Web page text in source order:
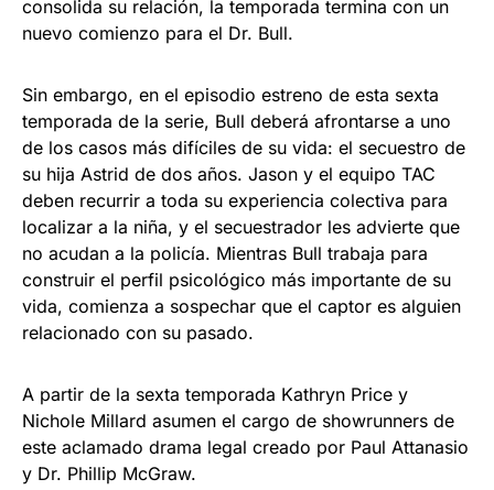
consolida su relación, la temporada termina con un
nuevo comienzo para el Dr. Bull.
Sin embargo, en el episodio estreno de esta sexta
temporada de la serie, Bull deberá afrontarse a uno
de los casos más difíciles de su vida: el secuestro de
su hija Astrid de dos años. Jason y el equipo TAC
deben recurrir a toda su experiencia colectiva para
localizar a la niña, y el secuestrador les advierte que
no acudan a la policía. Mientras Bull trabaja para
construir el perfil psicológico más importante de su
vida, comienza a sospechar que el captor es alguien
relacionado con su pasado.
A partir de la sexta temporada Kathryn Price y
Nichole Millard asumen el cargo de showrunners de
este aclamado drama legal creado por Paul Attanasio
y Dr. Phillip McGraw.